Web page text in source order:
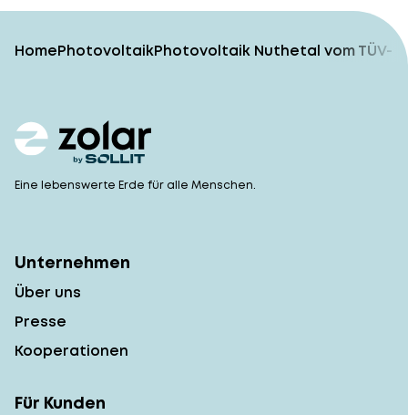
HomePhotovoltaikPhotovoltaik Nuthetal vom TÜV-
Eine lebenswerte Erde für alle Menschen.
Unternehmen
Über uns
Presse
Kooperationen
Für Kunden